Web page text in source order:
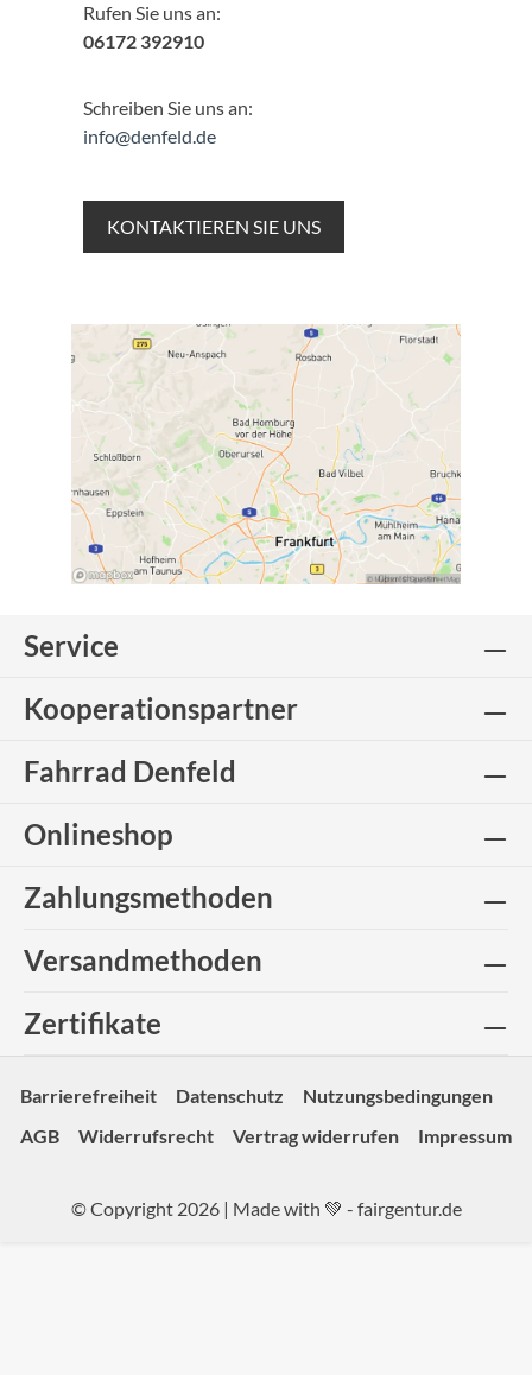
Rufen Sie uns an:
06172 392910
Schreiben Sie uns an:
info@denfeld.de
KONTAKTIEREN SIE UNS
Service
Kooperationspartner
Fahrrad Denfeld
Onlineshop
Zahlungsmethoden
Versandmethoden
Zertifikate
Barrierefreiheit Datenschutz
Nutzungsbedingungen
AGB
Widerrufsrecht Vertrag widerrufen Impressum
© Copyright 2026 | Made with 💚 - fairgentur.de